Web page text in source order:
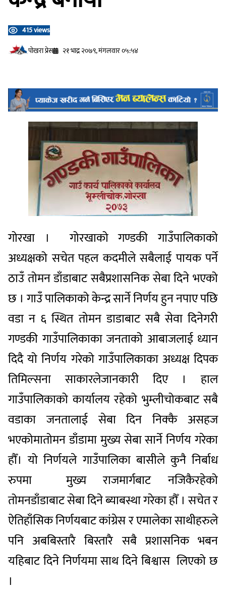
415 views
प‍ोखरा प्रेस
२१ भाद्र २०७९, मंगलवार ०५:५४
गोरखा । गोरखाको गण्डकी गाउँपालिकाको
अध्यक्षको सचेत पहल कदमीले सबैलाई पायक पर्ने
ठाउँतोमनडाँडाबाटसबैप्रशासनिकसेबादिनेभएको
छ । गाउँपालिकाकोकेन्द्रसार्नेनिर्णयहुननपाएपछि
वडा न ६ स्थित तोमन डाडाबाट सबै सेवा दिनेगरी
गण्डकी गाउँपालिकाका जनताको आबाजलाई ध्यान
दिदै यो निर्णय गरेको गाउँपालिकाका अध्यक्ष दिपक
तिमिल्सना
साकारलेजानकारी दिए ।
हाल
गाउँपालिकाको कार्यालय रहेको भुम्लीचोकबाट सबै
वडाका जनतालाई सेबा दिन निक्कै असहज
भएकोमातोमनडाँडामामुख्यसेबासार्नेनिर्णयगरेका
हौँ। यो निर्णयले गाउँपालिका बासीले कुनै निर्बाध
रुपमा
मुख्य राजमार्गबाट नजिकैरहेको
तोमनडाँडाबाटसेबादिनेब्याबस्थागरेकाहौँ । सचेतर
ऐतिहाँसिकनिर्णयबाटकांग्रेसरएमालेकासाथीहरुले
पनि अबबिस्तारै बिस्तारै सबै प्रशासनिक भबन
यहिबाटदिनेनिर्णयमासाथदिनेबिश्वास लिएकोछ
।